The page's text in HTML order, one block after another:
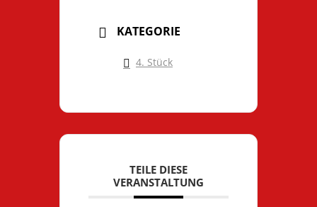
KATEGORIE
4. Stück
TEILE DIESE
VERANSTALTUNG